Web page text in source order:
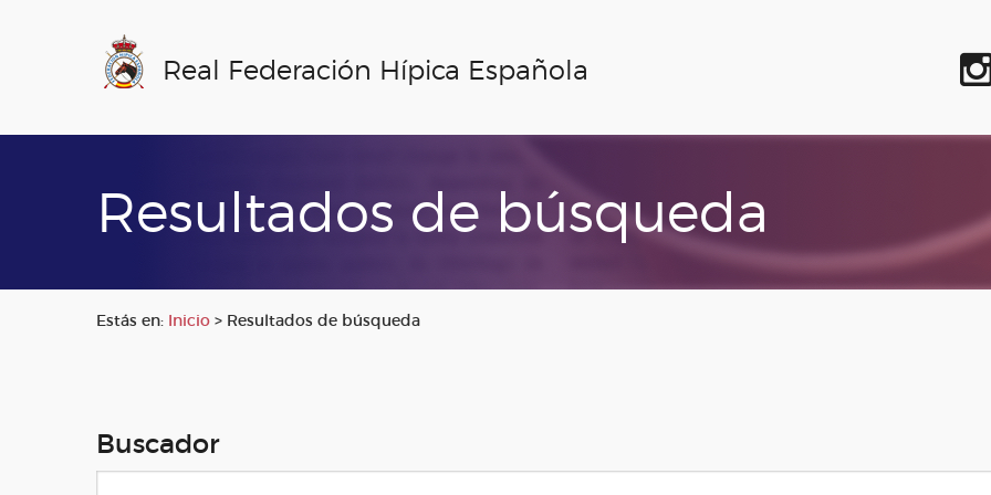
Real Federación Hípica Española
Resultados de búsqueda
Estás en: Inicio > Resultados de búsqueda
Buscador